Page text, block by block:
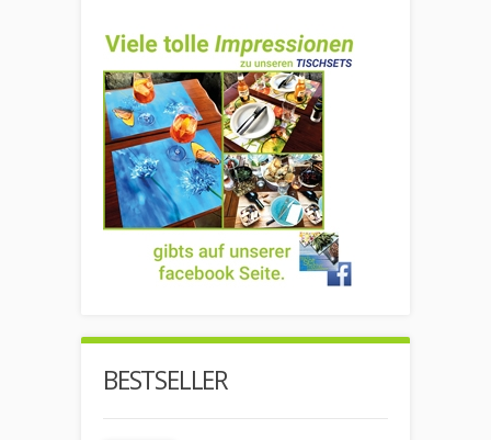
BESTSELLER